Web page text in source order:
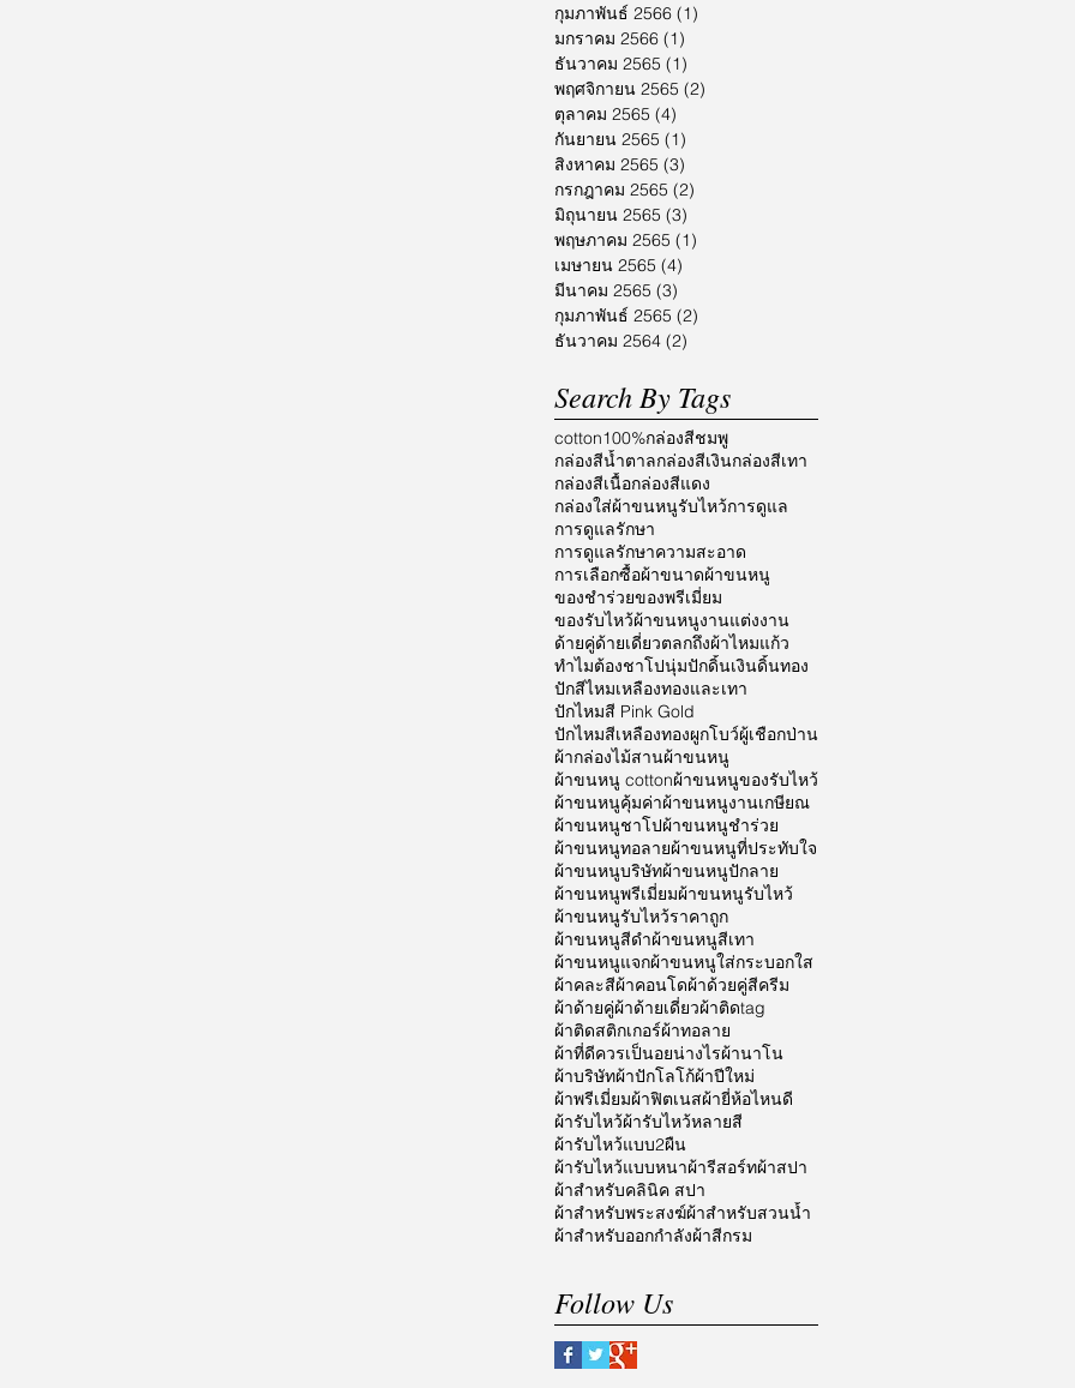
กุมภาพันธ์ 2566 (1)
มกราคม 2566 (1)
ธันวาคม 2565 (1)
พฤศจิกายน 2565 (2)
ตุลาคม 2565 (4)
กันยายน 2565 (1)
สิงหาคม 2565 (3)
กรกฎาคม 2565 (2)
มิถุนายน 2565 (3)
พฤษภาคม 2565 (1)
เมษายน 2565 (4)
มีนาคม 2565 (3)
กุมภาพันธ์ 2565 (2)
ธันวาคม 2564 (2)
Search By Tags
cotton100%กล่องสีชมพู
กล่องสีน้ำตาลกล่องสีเงินกล่องสีเทา
กล่องสีเนื้อกล่องสีแดง
กล่องใส่ผ้าขนหนูรับไหว้การดูแล
การดูแลรักษา
การดูแลรักษาความสะอาด
การเลือกซื้อผ้าขนาดผ้าขนหนู
ของชำร่วยของพรีเมี่ยม
ของรับไหว้ผ้าขนหนูงานแต่งงาน
ด้ายคู่ด้ายเดี่ยวตลกถึงผ้าไหมแก้ว
ทำไมต้องชาโปนุ่มปักดิ้นเงินดิ้นทอง
ปักสีไหมเหลืองทองและเทา
ปักไหมสี Pink Gold
ปักไหมสีเหลืองทองผูกโบว์ผู้เชือกป่าน
ผ้ากล่องไม้สานผ้าขนหนู
ผ้าขนหนู cottonผ้าขนหนูของรับไหว้
ผ้าขนหนูคุ้มค่าผ้าขนหนูงานเกษียณ
ผ้าขนหนูชาโปผ้าขนหนูชำร่วย
ผ้าขนหนูทอลายผ้าขนหนูที่ประทับใจ
ผ้าขนหนูบริษัทผ้าขนหนูปักลาย
ผ้าขนหนูพรีเมี่ยมผ้าขนหนูรับไหว้
ผ้าขนหนูรับไหว้ราคาถูก
ผ้าขนหนูสีดำผ้าขนหนูสีเทา
ผ้าขนหนูแจกผ้าขนหนูใส่กระบอกใส
ผ้าคละสีผ้าคอนโดผ้าด้วยคู่สีครีม
ผ้าด้ายคู่ผ้าด้ายเดี่ยวผ้าติดtag
ผ้าติดสติกเกอร์ผ้าทอลาย
ผ้าที่ดีควรเป็นอยน่างไรผ้านาโน
ผ้าบริษัทผ้าปักโลโก้ผ้าปีใหม่
ผ้าพรีเมี่ยมผ้าฟิตเนสผ้ายี่ห้อไหนดี
ผ้ารับไหว้ผ้ารับไหว้หลายสี
ผ้ารับไหว้แบบ2ผืน
ผ้ารับไหว้แบบหนาผ้ารีสอร์ทผ้าสปา
ผ้าสำหรับคลินิค สปา
ผ้าสำหรับพระสงฆ์ผ้าสำหรับสวนน้ำ
ผ้าสำหรับออกกำลังผ้าสีกรม
Follow Us